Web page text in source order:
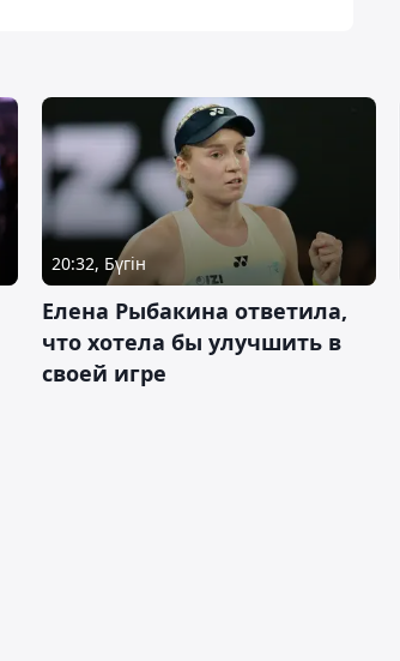
20:32, Бүгін
Елена Рыбакина ответила,
что хотела бы улучшить в
своей игре